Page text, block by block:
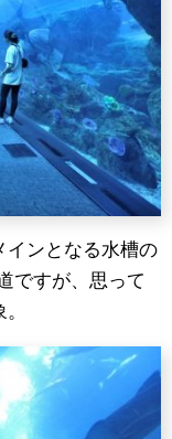
インとなる水槽の
ですが、思って